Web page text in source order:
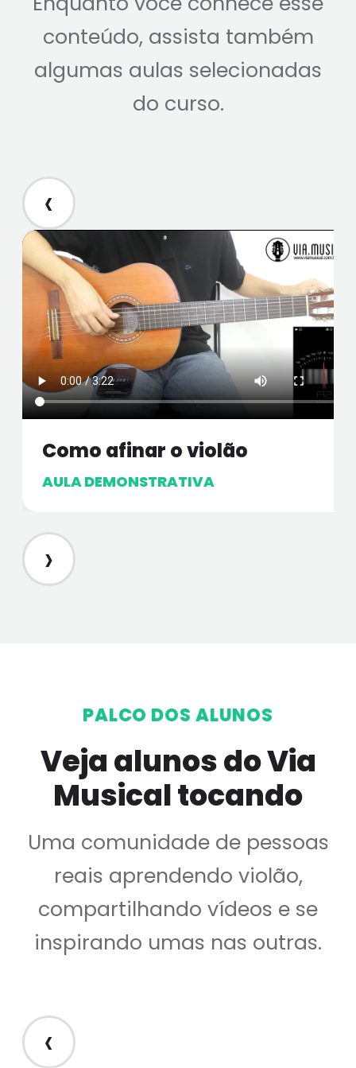
conteúdo, assista também
algumas aulas selecionadas
do curso.
‹
Como afinar o violão
AULA DEMONSTRATIVA
›
PALCO DOS ALUNOS
Veja alunos do Via
Musical tocando
Uma comunidade de pessoas
reais aprendendo violão,
compartilhando vídeos e se
inspirando umas nas outras.
‹